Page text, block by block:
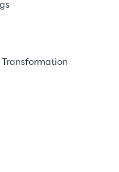
Transformation
nel Visual
in cui è
artificiale